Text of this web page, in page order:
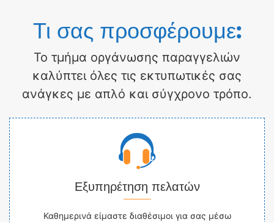
Τι σας προσφέρουμε:
Το τμήμα οργάνωσης παραγγελιών
καλύπτει όλες τις εκτυπωτικές σας
ανάγκες με απλό και σύγχρονο τρόπο.
Εξυπηρέτηση πελατών
Καθημερινά είμαστε διαθέσιμοι για σας μέσω